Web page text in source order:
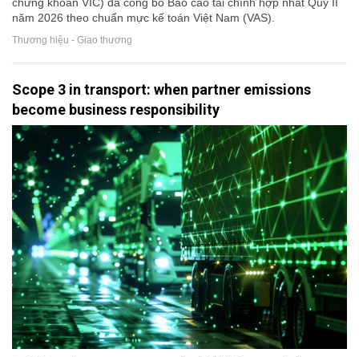
chứng khoán VIC) đã công bố Báo cáo tài chính hợp nhất Quý II
năm 2026 theo chuẩn mực kế toán Việt Nam (VAS).
Thương hiệu - Giao thương
Scope 3 in transport: when partner emissions
become business responsibility